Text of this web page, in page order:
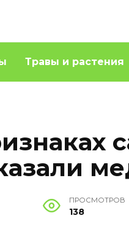
Травы и растения
ПРОСМОТРОВ
138